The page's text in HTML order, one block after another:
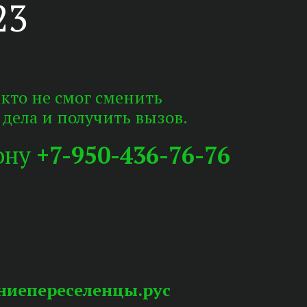
не смог сменить
и получить вызов.
+7-950-436-76-76